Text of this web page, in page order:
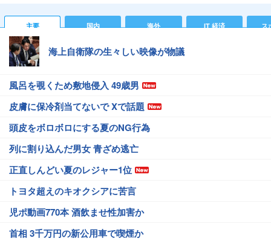
主要 国内 海外 IT 経済 ス
海上自衛隊の生々しい映像が物議
風呂を覗くため敷地侵入 49歳男
皮膚に保冷剤当てないで Xで話題
頭皮をボロボロにする夏のNG行為
列に割り込んだ男女 青ざめ逃亡
正直しんどい夏のレジャー1位
トヨタ超えのキオクシアに苦言
児ポ動画770本 酒飲ませ性加害か
首相 3千万円の新公用車で喫煙か